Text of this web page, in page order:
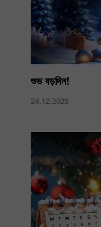
শুভ বড়দিন!
24.12.2025